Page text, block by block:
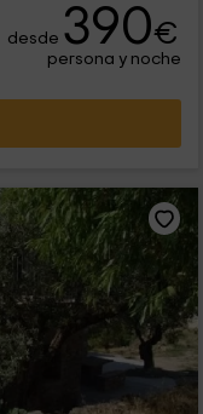
desde 390€
persona y noche